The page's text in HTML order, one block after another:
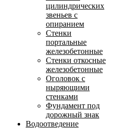
цилиндрических
звеньев с
опиранием
Стенки
портальные
железобетонные
Стенки откосные
железобетонные
Оголовок с
ныряющими
стенками
Фундамент под
дорожный знак
Водоотведение